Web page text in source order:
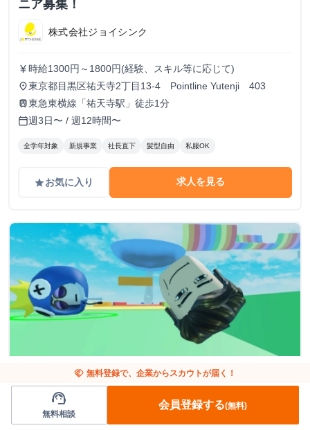
ニア募集！
株式会社ジョイシンク
currency_yen 時給1300円～1800円(経験、スキル等に応じて)
place東京都目黒区祐天寺2丁目13-4 Pointline Yutenji 403
train東急東横線「祐天寺駅」徒歩1分
calendar_today週3日〜 / 週12時間〜
全学年対象 新規事業 社長直下 髪型自由 私服OK
gradeお気に入り 求人を見る
エンジニア フルリモートOK
Roblox好き集まれ！学生エンジニアインターン
handshake 無料登録で、企業からスカウトが届く！
support_agent
無料相談
会員登録する(無料)